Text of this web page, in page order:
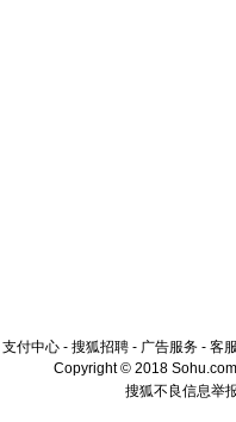
支付中心 - 搜狐招聘 - 广告服务 - 客
Copyright © 2018
搜狐不良信息举